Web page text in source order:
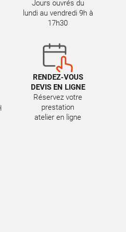
Jours ouvrés du
lundi au vendredi 9h à
17h30
RENDEZ-VOUS
DEVIS EN LIGNE
Réservez votre
prestation
atelier en ligne